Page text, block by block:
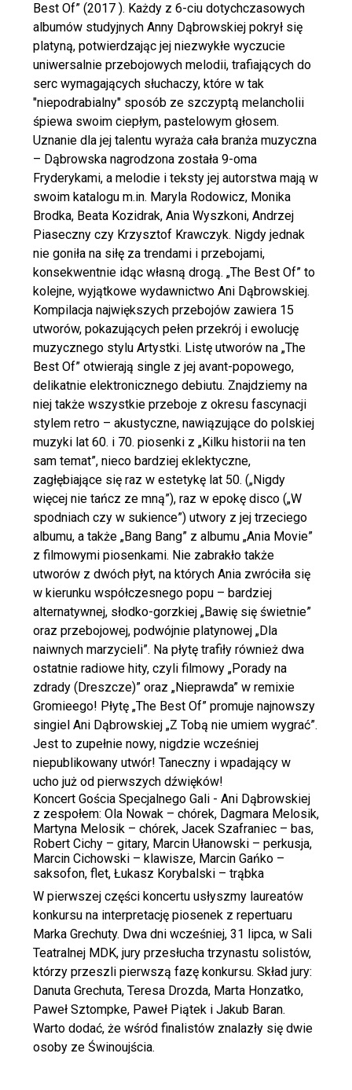
Best Of” (2017 ). Każdy z 6-ciu dotychczasowych
albumów studyjnych Anny Dąbrowskiej pokrył się
platyną, potwierdzając jej niezwykłe wyczucie
uniwersalnie przebojowych melodii, trafiających do
serc wymagających słuchaczy, które w tak
"niepodrabialny" sposób ze szczyptą melancholii
śpiewa swoim ciepłym, pastelowym głosem.
Uznanie dla jej talentu wyraża cała branża muzyczna
– Dąbrowska nagrodzona została 9-oma
Fryderykami, a melodie i teksty jej autorstwa mają w
swoim katalogu m.in. Maryla Rodowicz, Monika
Brodka, Beata Kozidrak, Ania Wyszkoni, Andrzej
Piaseczny czy Krzysztof Krawczyk. Nigdy jednak
nie goniła na siłę za trendami i przebojami,
konsekwentnie idąc własną drogą. „The Best Of” to
kolejne, wyjątkowe wydawnictwo Ani Dąbrowskiej.
Kompilacja największych przebojów zawiera 15
utworów, pokazujących pełen przekrój i ewolucję
muzycznego stylu Artystki. Listę utworów na „The
Best Of” otwierają single z jej avant-popowego,
delikatnie elektronicznego debiutu. Znajdziemy na
niej także wszystkie przeboje z okresu fascynacji
stylem retro – akustyczne, nawiązujące do polskiej
muzyki lat 60. i 70. piosenki z „Kilku historii na ten
sam temat”, nieco bardziej eklektyczne,
zagłębiające się raz w estetykę lat 50. („Nigdy
więcej nie tańcz ze mną”), raz w epokę disco („W
spodniach czy w sukience”) utwory z jej trzeciego
albumu, a także „Bang Bang” z albumu „Ania Movie”
z filmowymi piosenkami. Nie zabrakło także
utworów z dwóch płyt, na których Ania zwróciła się
w kierunku współczesnego popu – bardziej
alternatywnej, słodko-gorzkiej „Bawię się świetnie”
oraz przebojowej, podwójnie platynowej „Dla
naiwnych marzycieli”. Na płytę trafiły również dwa
ostatnie radiowe hity, czyli filmowy „Porady na
zdrady (Dreszcze)” oraz „Nieprawda” w remixie
Gromieego! Płytę „The Best Of” promuje najnowszy
singiel Ani Dąbrowskiej „Z Tobą nie umiem wygrać”.
Jest to zupełnie nowy, nigdzie wcześniej
niepublikowany utwór! Taneczny i wpadający w
ucho już od pierwszych dźwięków!
Koncert Gościa Specjalnego Gali - Ani Dąbrowskiej
z zespołem: Ola Nowak – chórek, Dagmara Melosik,
Martyna Melosik – chórek, Jacek Szafraniec – bas,
Robert Cichy – gitary, Marcin Ułanowski – perkusja,
Marcin Cichowski – klawisze, Marcin Gańko –
saksofon, flet, Łukasz Korybalski – trąbka
W pierwszej części koncertu usłyszmy laureatów
konkursu na interpretację piosenek z repertuaru
Marka Grechuty. Dwa dni wcześniej, 31 lipca, w Sali
Teatralnej MDK, jury przesłucha trzynastu solistów,
którzy przeszli pierwszą fazę konkursu. Skład jury:
Danuta Grechuta, Teresa Drozda, Marta Honzatko,
Paweł Sztompke, Paweł Piątek i Jakub Baran.
Warto dodać, że wśród finalistów znalazły się dwie
osoby ze Świnoujścia.